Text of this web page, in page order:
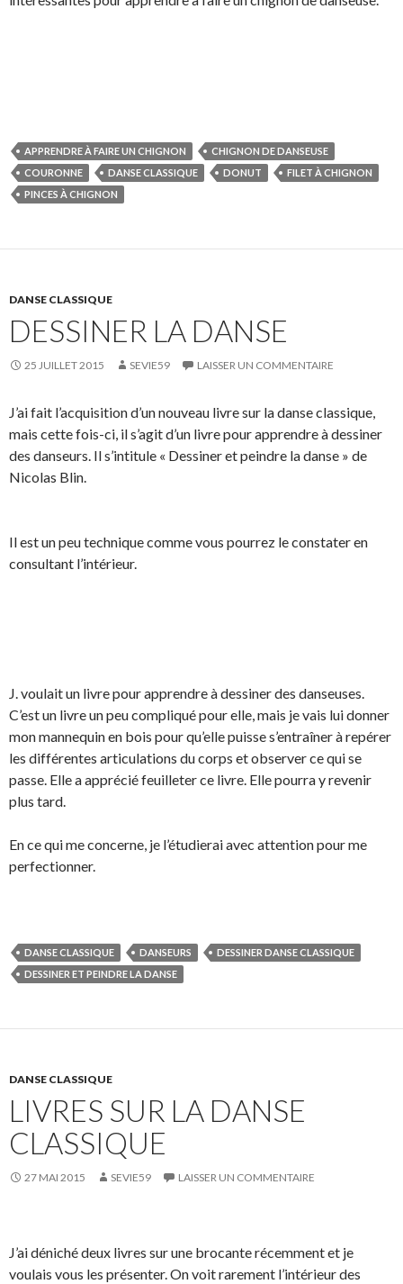
APPRENDRE À FAIRE UN CHIGNON
CHIGNON DE DANSEUSE
COURONNE
DANSE CLASSIQUE DONUT
FILET À CHIGNON
PINCES À CHIGNON
DANSE CLASSIQUE
DESSINER LA DANSE
25 JUILLET 2015 SEVIE59 LAISSER UN COMMENTAIRE
J’ai fait l’acquisition d’un nouveau livre sur la danse classique,
mais cette fois-ci, il s’agit d’un livre pour apprendre à dessiner
des danseurs. Il s’intitule « Dessiner et peindre la danse » de
Nicolas Blin.
Il est un peu technique comme vous pourrez le constater en
consultant l’intérieur.
J. voulait un livre pour apprendre à dessiner des danseuses.
C’est un livre un peu compliqué pour elle, mais je vais lui donner
mon mannequin en bois pour qu’elle puisse s’entraîner à repérer
les différentes articulations du corps et observer ce qui se
passe. Elle a apprécié feuilleter ce livre. Elle pourra y revenir
plus tard.
En ce qui me concerne, je l’étudierai avec attention pour me
perfectionner.
DANSE CLASSIQUE DANSEURS
DESSINER DANSE CLASSIQUE
DESSINER ET PEINDRE LA DANSE
DANSE CLASSIQUE
LIVRES SUR LA DANSE
CLASSIQUE
27 MAI 2015 SEVIE59 LAISSER UN COMMENTAIRE
J’ai déniché deux livres sur une brocante récemment et je
voulais vous les présenter. On voit rarement l’intérieur des